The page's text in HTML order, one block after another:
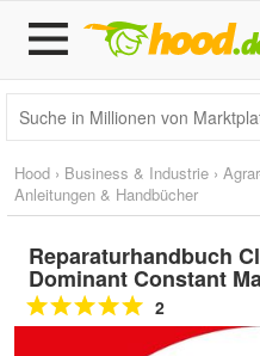
Hood › Business & Industrie ›
Anleitungen & Handbücher
Reparaturhandbuch
Dominant Constant
2